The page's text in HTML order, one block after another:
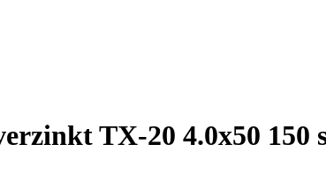
TX-20 4.0x50 150